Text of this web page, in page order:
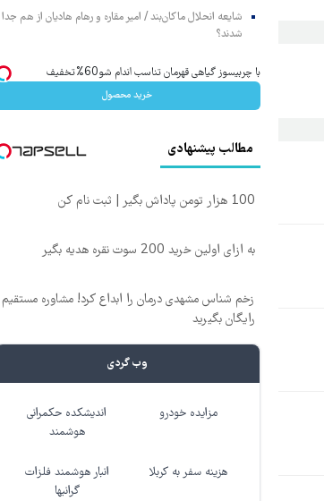
شایعه انحلال ماکان‌بند / امیر مقاره و رهام هادیان از هم جدا
شدند؟
با چربیسوز گیاهی قهرمان تناسب اندام شو60%تخفیف
خرید محصول
مطالب پیشنهادی
100 هزار تومن پاداش بگیر | ثبت نام کن
به ازای اولین خرید 200 سوت نقره هدیه بگیر
زخم شناس مشهدی درمان را ابداع کرد! مشاوره مستقیم
رایگان بگیرید
وب گردی
مزایده خودرو
اندیشکده حکمرانی
هوشمند
هزینه سفر به کربلا
انبار هوشمند فلزات
گرانبها